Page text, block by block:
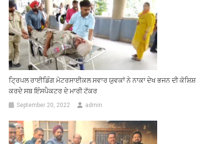
ਟ੍ਰਿਪਲ ਰਾਈਡਿੰਗ ਮੋਟਰਸਾਈਕਲ ਸਵਾਰ ਯੁਵਕਾਂ ਨੇ ਨਾਕਾ ਦੇਖ ਭਜਨ ਦੀ ਕੋਸ਼ਿਸ਼
ਕਰਦੇ ਸਬ ਇੰਸਪੈਕਟਰ ਦੇ ਮਾਰੀ ਟੱਕਰ
September 20, 2022 admin